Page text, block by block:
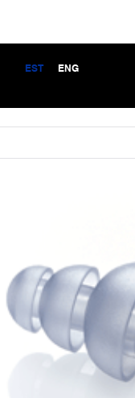
EST ENG